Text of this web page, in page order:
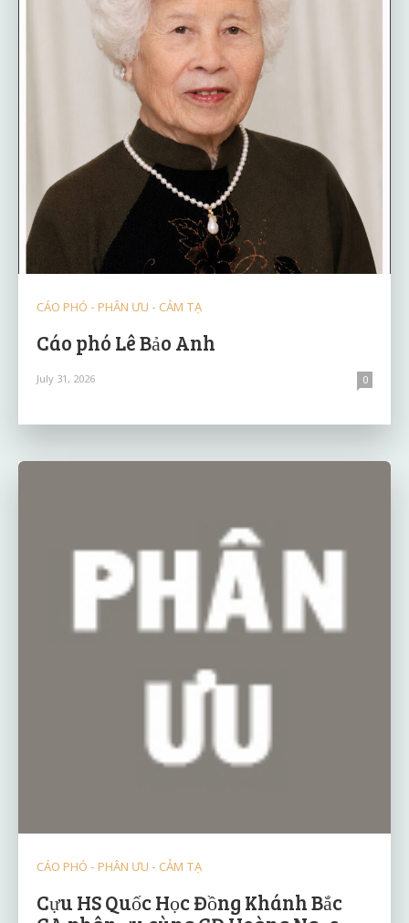
CÁO PHÓ - PHÂN ƯU - CẢM TẠ
Cáo phó Lê Bảo Anh
July 31, 2026 0
CÁO PHÓ - PHÂN ƯU - CẢM TẠ
Cựu HS Quốc Học Đồng Khánh Bắc